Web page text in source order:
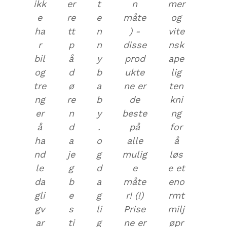
ikk
e
ha
r
bil
og
tre
ng
er
å
ha
nd
le
da
gli
gv
ar
er
re
tt
p
å
d
ø
re
n
d
a
je
g
b
e
s
ti
t
e
n
n
y
b
a
b
y
.
o
g
d
a
g
li
g
n
måte
) -
disse
prod
ukte
ne er
de
beste
på
alle
mulig
e
måte
r! (!)
Prise
ne er
mer
og
vite
nsk
ape
lig
ten
kni
ng
for
å
løs
e et
eno
rmt
milj
øpr